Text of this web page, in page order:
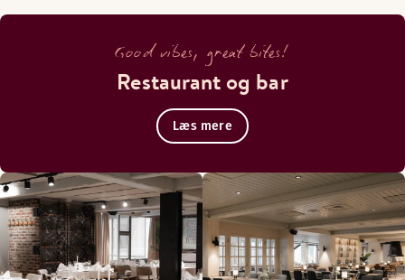
Good vibes, great bites!
Restaurant og bar
Læs mere